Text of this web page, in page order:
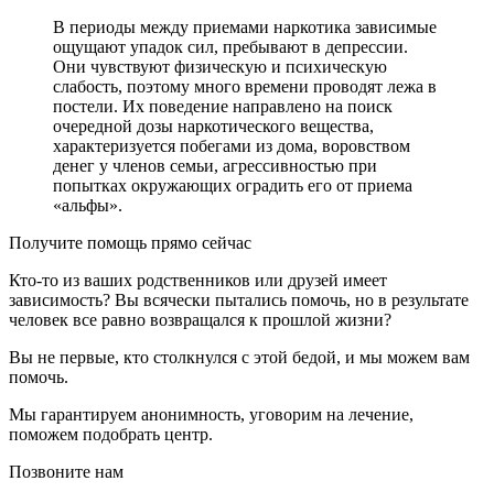
В периоды между приемами наркотика зависимые
ощущают упадок сил, пребывают в депрессии.
Они чувствуют физическую и психическую
слабость, поэтому много времени проводят лежа в
постели. Их поведение направлено на поиск
очередной дозы наркотического вещества,
характеризуется побегами из дома, воровством
денег у членов семьи, агрессивностью при
попытках окружающих оградить его от приема
«альфы».
Получите помощь прямо сейчас
Кто-то из ваших родственников или друзей имеет
зависимость? Вы всячески пытались помочь, но в результате
человек все равно возвращался к прошлой жизни?
Вы не первые, кто столкнулся с этой бедой, и мы можем вам
помочь.
Мы гарантируем анонимность, уговорим на лечение,
поможем подобрать центр.
Позвоните нам